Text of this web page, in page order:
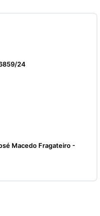
24
Macedo Fragateiro -